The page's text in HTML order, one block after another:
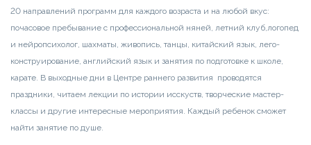
20 направлений программ для каждого возраста и на любой вкус:
почасовое пребывание с профессиональной няней, летний клуб,логопед
и нейропсихолог, шахматы, живопись, танцы, китайский язык, лего-
конструирование, английский язык и занятия по подготовке к школе,
карате. В выходные дни в Центре раннего развития проводятся
праздники, читаем лекции по истории исскуств, творческие мастер-
классы и другие интересные мероприятия. Каждый ребенок сможет
найти занятие по душе.